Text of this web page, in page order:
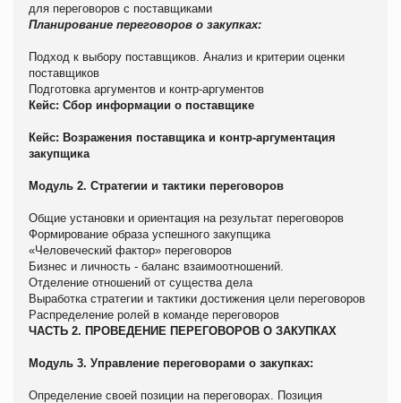
для переговоров с поставщиками
Планирование переговоров о закупках:
Подход к выбору поставщиков. Анализ и критерии оценки
поставщиков
Подготовка аргументов и контр-аргументов
Кейс: Сбор информации о поставщике
Кейс: Возражения поставщика и контр-аргументация
закупщика
Модуль 2. Стратегии и тактики переговоров
Общие установки и ориентация на результат переговоров
Формирование образа успешного закупщика
«Человеческий фактор» переговоров
Бизнес и личность - баланс взаимоотношений.
Отделение отношений от существа дела
Выработка стратегии и тактики достижения цели переговоров
Распределение ролей в команде переговоров
ЧАСТЬ 2. ПРОВЕДЕНИЕ ПЕРЕГОВОРОВ О ЗАКУПКАХ
Модуль 3. Управление переговорами о закупках:
Определение своей позиции на переговорах. Позиция